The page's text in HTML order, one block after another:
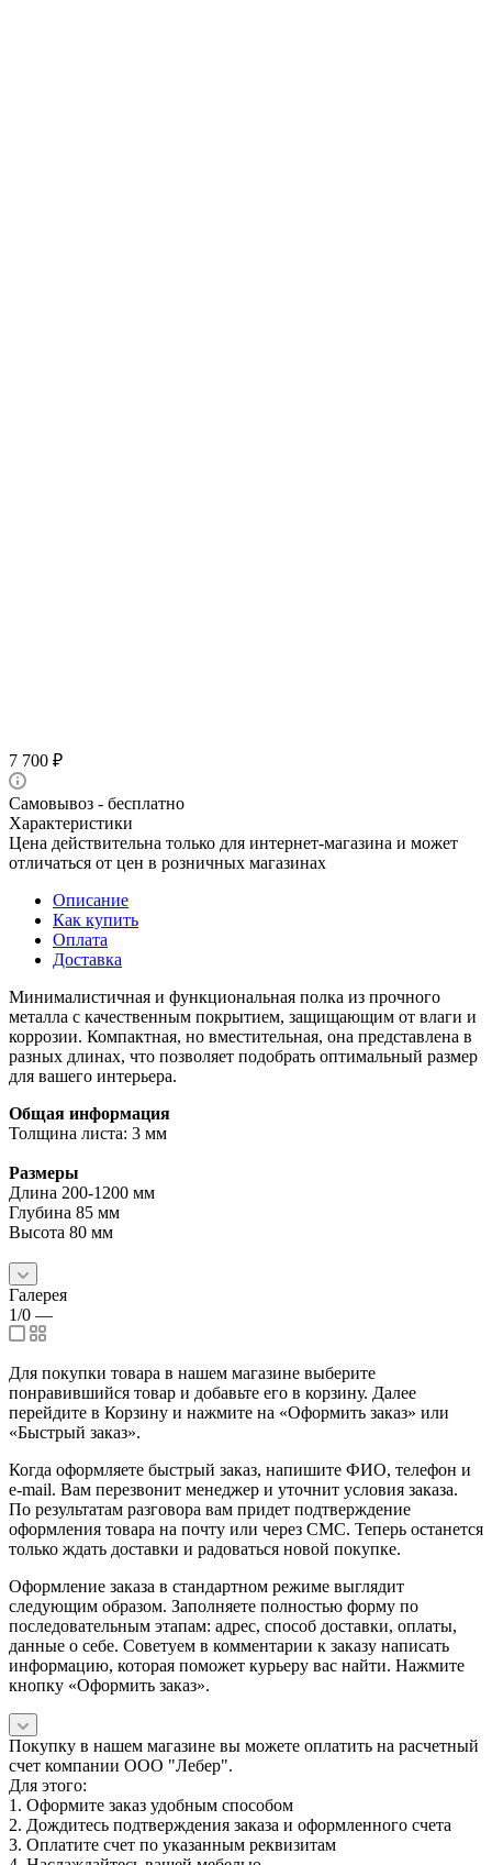
7 700 ₽
Самовывоз - бесплатно
Характеристики
Цена действительна только для интернет-магазина и может
отличаться от цен в розничных магазинах
Описание
Как купить
Оплата
Доставка
Минималистичная и функциональная полка из прочного
металла с качественным покрытием, защищающим от влаги и
коррозии. Компактная, но вместительная, она представлена в
разных длинах, что позволяет подобрать оптимальный размер
для вашего интерьера.
Общая информация
Толщина листа: 3 мм
Размеры
Длина 200-1200 мм
Глубина 85 мм
Высота 80 мм
Галерея
1/0 —
Для покупки товара в нашем магазине выберите
понравившийся товар и добавьте его в корзину. Далее
перейдите в Корзину и нажмите на «Оформить заказ» или
«Быстрый заказ».
Когда оформляете быстрый заказ, напишите ФИО, телефон и
e-mail. Вам перезвонит менеджер и уточнит условия заказа.
По результатам разговора вам придет подтверждение
оформления товара на почту или через СМС. Теперь останется
только ждать доставки и радоваться новой покупке.
Оформление заказа в стандартном режиме выглядит
следующим образом. Заполняете полностью форму по
последовательным этапам: адрес, способ доставки, оплаты,
данные о себе. Советуем в комментарии к заказу написать
информацию, которая поможет курьеру вас найти. Нажмите
кнопку «Оформить заказ».
Покупку в нашем магазине вы можете оплатить на расчетный
счет компании ООО "Лебер".
Для этого:
1. Оформите заказ удобным способом
2. Дождитесь подтверждения заказа и оформленного счета
3. Оплатите счет по указанным реквизитам